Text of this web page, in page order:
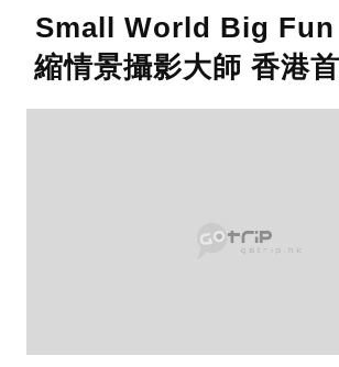
Small World Big Fun
縮情景攝影大師 香港